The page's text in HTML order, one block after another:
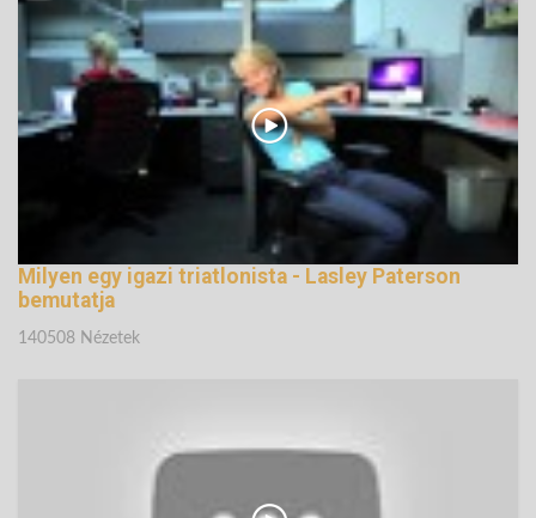
Wind
147400 Nézetek
Milyen egy igazi triatlonista - Lasley Paterson
bemutatja
140508 Nézetek